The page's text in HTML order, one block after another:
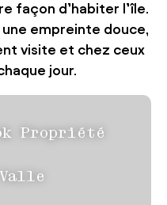
façon d’habiter l’île.
empreinte douce,
visite et chez ceux
jour.
Propriété